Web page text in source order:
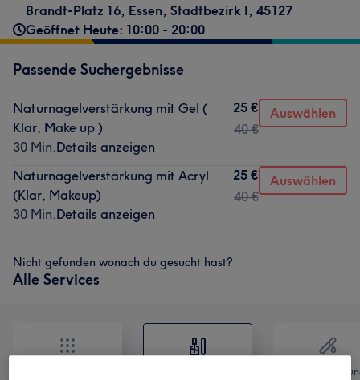
Brandt-Platz 16, Essen, Stadtbezirk I, 45127
Geöffnet Heute: 10:00 - 20:00
Passende Suchergebnisse
Naturnagelverstärkung mit Gel (
Klar, Make up )
30 Min.Details anzeigen
25 €
40 €
Auswählen
Naturnagelverstärkung mit Acryl
(Klar, Makeup)
30 Min.Details anzeigen
25 €
40 €
Auswählen
Nicht gefunden wonach du gesucht hast?
Alle Services